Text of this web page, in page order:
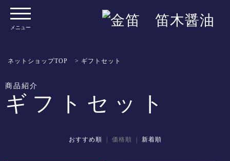
メニュー
ネットショップTOP > ギフトセット
商品紹介
ギフトセット
おすすめ順 | 価格順 | 新着順